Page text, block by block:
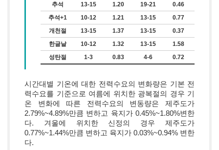
추석
13-15 1.20 19-21
0.46
추석+1
10-12 1.21 13-15
0.77
개천절
13-15 1.37 13-15
0.37
한글날
10-12 1.32 13-15
1.58
성탄절
1-3 0.83 4-6 0.72
시간대별 기온에 대한 전력수요의 변화량은 기본 전
력수요를 기준으로 여름에 위치한 광복절의 경우 기
온 변화에 따른 전력수요의 변동량은 제주도가
2.79%~4.89%만큼 변하고 육지가 0.45%~1.80%변한
다. 겨울에 위치한 신정의 경우 제주도가
0.77%~1.44%만큼 변하고 육지가 0.03%~0.94% 변한
다.